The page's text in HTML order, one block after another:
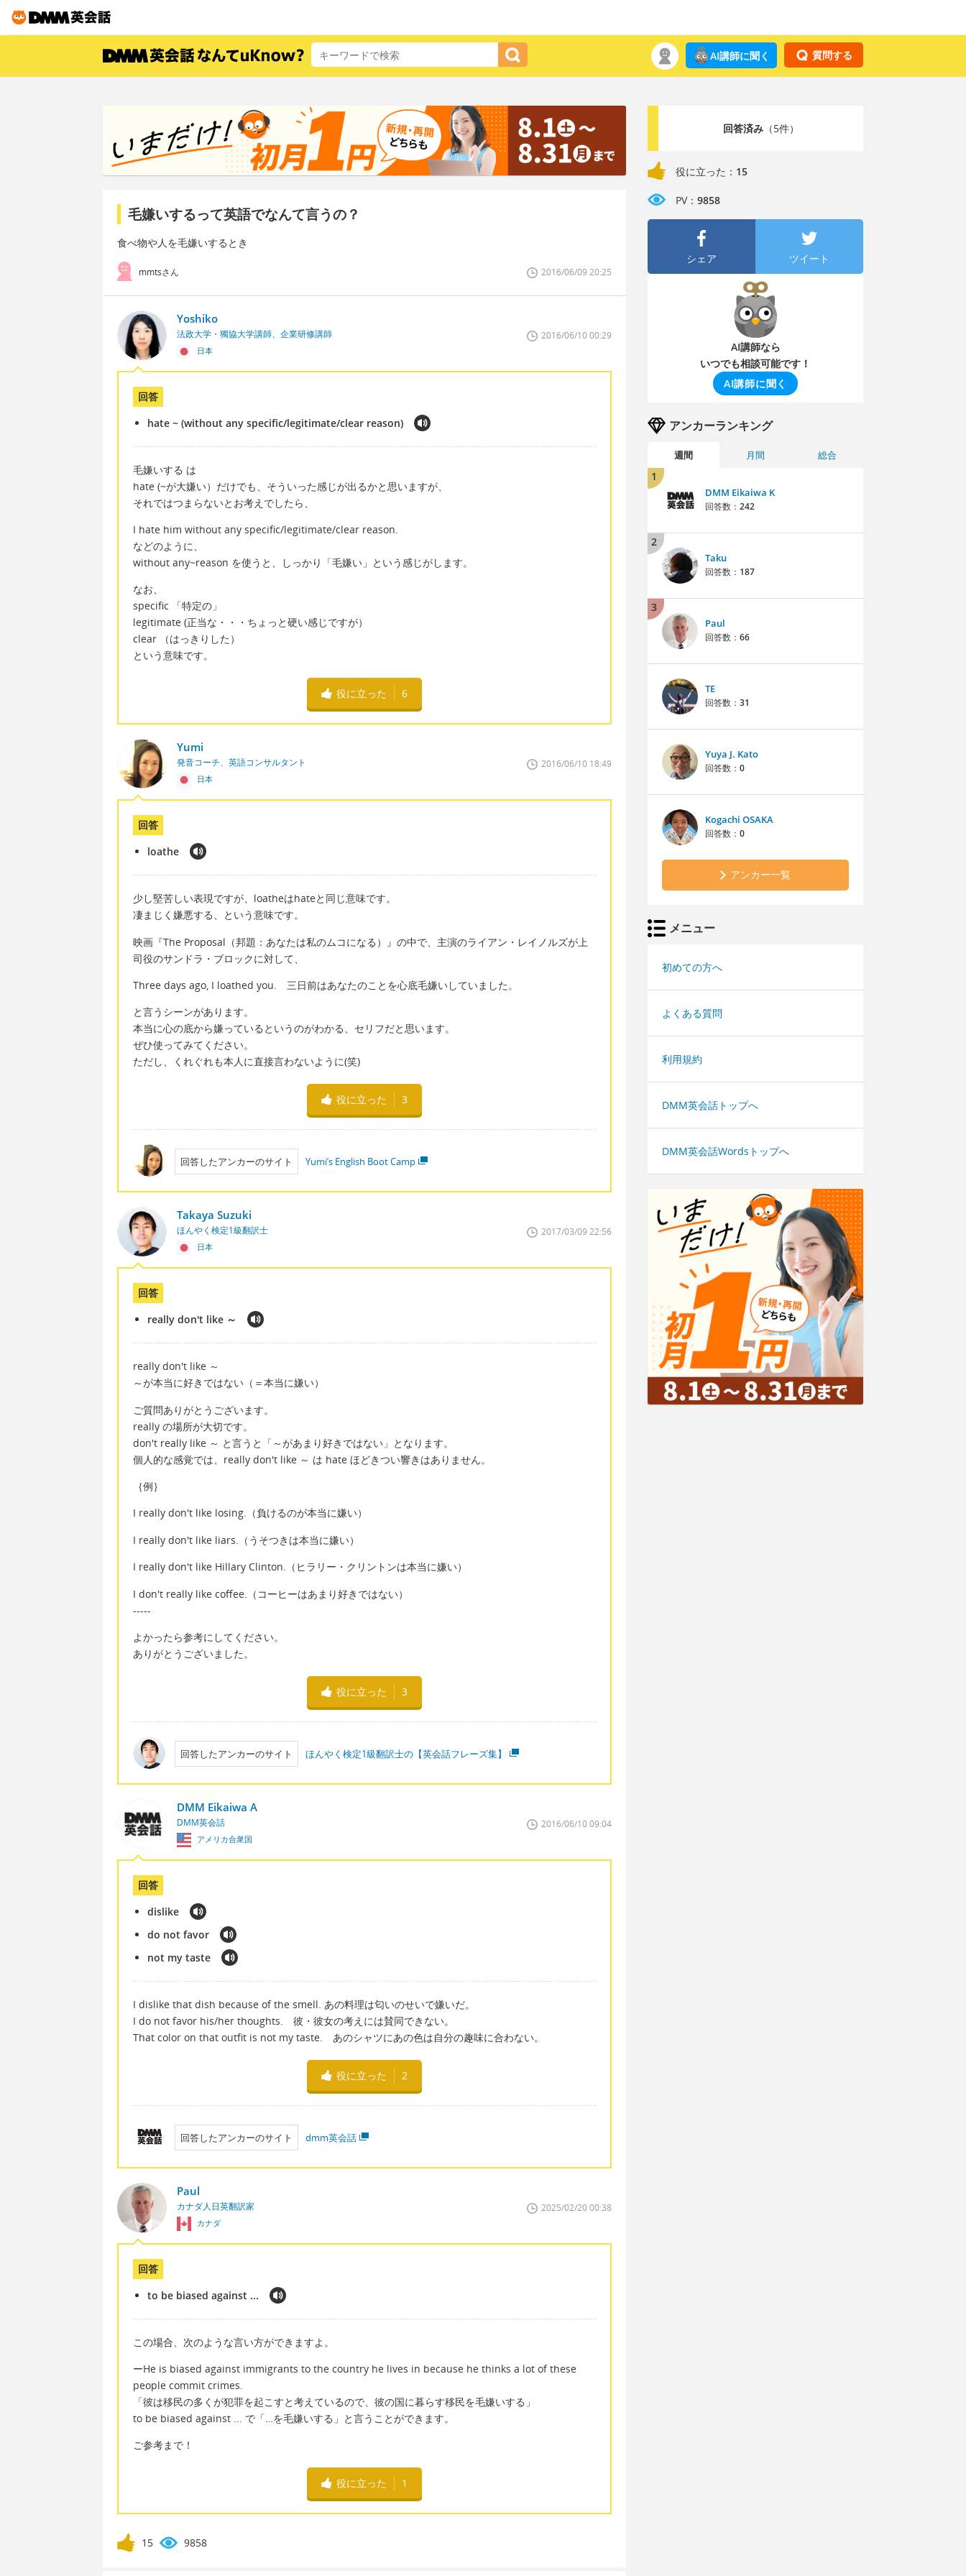
質問する
AI講師に聞く
毛嫌いするって英語でなんて言うの？
食べ物や人を毛嫌いするとき
mmtsさん 2016/06/09 20:25
Yoshiko
法政大学・獨協大学講師、企業研修講師
日本
2016/06/10 00:29
回答
hate ~ (without any specific/legitimate/clear reason)
毛嫌いする は
hate (~が大嫌い）だけでも、そういった感じが出るかと思いますが、
それではつまらないとお考えでしたら、
I hate him without any specific/legitimate/clear reason.
などのように、
without any~reason を使うと、しっかり「毛嫌い」という感じがします。
なお、
specific 「特定の」
legitimate (正当な・・・ちょっと硬い感じですが）
clear （はっきりした）
という意味です。
役に立った 6
Yumi
発音コーチ、英語コンサルタント
日本
2016/06/10 18:49
回答
loathe
少し堅苦しい表現ですが、loatheはhateと同じ意味です。
凄まじく嫌悪する、という意味です。
映画『The Proposal（邦題：あなたは私のムコになる）』の中で、主演のライアン・レイノルズが上
司役のサンドラ・ブロックに対して、
Three days ago, I loathed you. 三日前はあなたのことを心底毛嫌いしていました。
と言うシーンがあります。
本当に心の底から嫌っているというのがわかる、セリフだと思います。
ぜひ使ってみてください。
ただし、くれぐれも本人に直接言わないように(笑)
役に立った 3
回答したアンカーのサイト Yumi’s English Boot Camp
Takaya Suzuki
ほんやく検定1級翻訳士
日本
2017/03/09 22:56
回答
really don't like ～
really don't like ～
～が本当に好きではない（＝本当に嫌い）
ご質問ありがとうございます。
really の場所が大切です。
don't really like ～ と言うと「～があまり好きではない」となります。
個人的な感覚では、really don't like ～ は hate ほどきつい響きはありません。
｛例｝
I really don't like losing.（負けるのが本当に嫌い）
I really don't like liars.（うそつきは本当に嫌い）
I really don't like Hillary Clinton.（ヒラリー・クリントンは本当に嫌い）
I don't really like coffee.（コーヒーはあまり好きではない）
-----
よかったら参考にしてください。
ありがとうございました。
役に立った 3
回答したアンカーのサイト ほんやく検定1級翻訳士の【英会話フレーズ集】
DMM Eikaiwa A
DMM英会話
アメリカ合衆国
2016/06/10 09:04
回答
dislike
do not favor
not my taste
I dislike that dish because of the smell. あの料理は匂いのせいで嫌いだ。
I do not favor his/her thoughts. 彼・彼女の考えには賛同できない。
That color on that outfit is not my taste. あのシャツにあの色は自分の趣味に合わない。
役に立った 2
回答したアンカーのサイト dmm英会話
Paul
カナダ人日英翻訳家
カナダ
2025/02/20 00:38
回答
to be biased against ...
この場合、次のような言い方ができますよ。
ーHe is biased against immigrants to the country he lives in because he thinks a lot of these
people commit crimes.
「彼は移民の多くが犯罪を起こすと考えているので、彼の国に暮らす移民を毛嫌いする」
to be biased against ... で「…を毛嫌いする」と言うことができます。
ご参考まで！
役に立った 1
15 9858
回答済み（5件）
役に立った： 15
PV： 9858
シェア ツイート
AI講師なら
いつでも相談可能です！
AI講師に聞く
アンカーランキング
週間 月間 総合
1
DMM Eikaiwa K
回答数： 242
2
Taku
回答数： 187
3
Paul
回答数： 66
TE
回答数： 31
Yuya J. Kato
回答数： 0
Kogachi OSAKA
回答数： 0
アンカー一覧
メニュー
初めての方へ
よくある質問
利用規約
DMM英会話トップへ
DMM英会話Wordsトップへ